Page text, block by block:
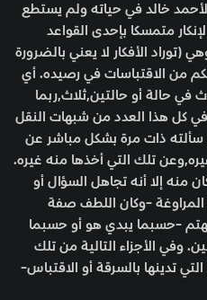
خالد في حياته ولم يستطع
متمسكا بإحدى القواعد
(توراد الأفكار لا يعني بالضرورة
من الاقتباسات في رصيده. أي
في حالة أو حالتين,ثلاث,ربما
كل هذا العدد من شبهات النقل
سألته ذات مرة بشكل مباشر عن
تلك التي أخذها منه غيره.
منه إلا أنه تجاهل السؤال أو
-وكان اللطف صفة
-حسبما يبدي هو أو حسبما
وفي الأجزاء التالية من تلك
تدينها بالسرقة أو الاقتباس-